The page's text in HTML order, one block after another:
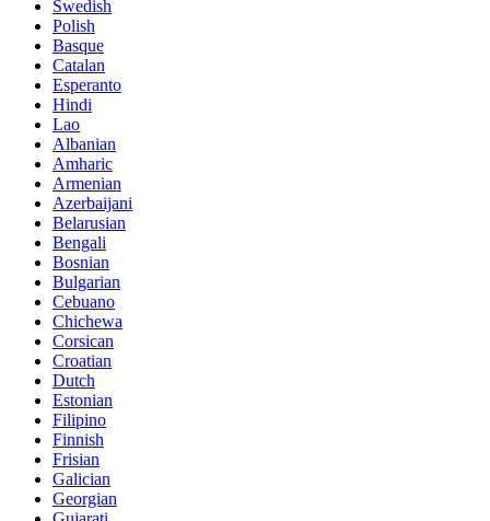
Swedish
Polish
Basque
Catalan
Esperanto
Hindi
Lao
Albanian
Amharic
Armenian
Azerbaijani
Belarusian
Bengali
Bosnian
Bulgarian
Cebuano
Chichewa
Corsican
Croatian
Dutch
Estonian
Filipino
Finnish
Frisian
Galician
Georgian